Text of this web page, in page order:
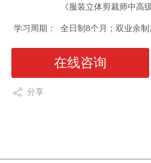
《服装立体剪裁师中高
学习周期： 全日制8个月；双业余制
在线咨询
分享